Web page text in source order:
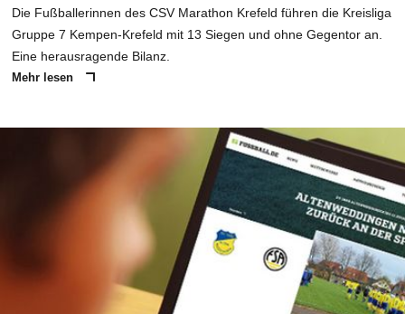
Die Fußballerinnen des CSV Marathon Krefeld führen die Kreisliga
Gruppe 7 Kempen-Krefeld mit 13 Siegen und ohne Gegentor an.
Eine herausragende Bilanz.
Mehr lesen